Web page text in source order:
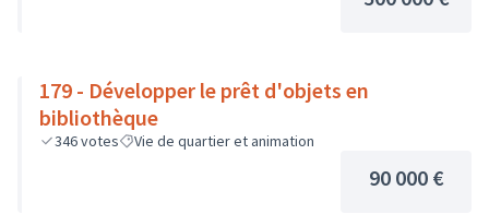
179 - Développer le prêt d'objets en
bibliothèque
346votes Vie de quartier et animation
90 000 €